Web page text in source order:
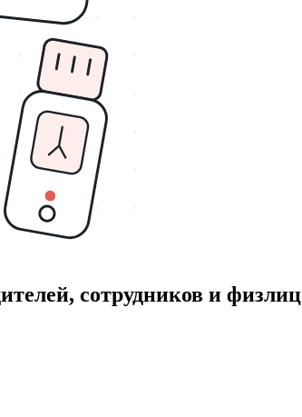
сотрудников и физлиц